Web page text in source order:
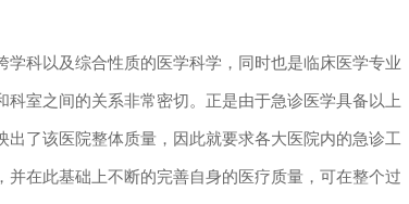
科以及综合性质的医学科学，同时也是临床医学专业
室之间的关系非常密切。正是由于急诊医学具备以上
了该医院整体质量，因此就要求各大医院内的急诊工
在此基础上不断的完善自身的医疗质量，可在整个过